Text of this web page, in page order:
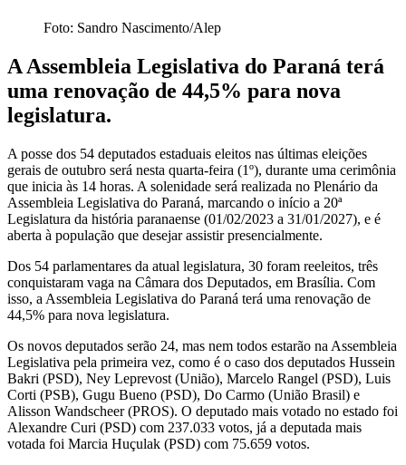
Foto: Sandro Nascimento/Alep
A Assembleia Legislativa do Paraná terá
uma renovação de 44,5% para nova
legislatura.
A posse dos 54 deputados estaduais eleitos nas últimas eleições
gerais de outubro será nesta quarta-feira (1º), durante uma cerimônia
que inicia às 14 horas. A solenidade será realizada no Plenário da
Assembleia Legislativa do Paraná, marcando o início a 20ª
Legislatura da história paranaense (01/02/2023 a 31/01/2027), e é
aberta à população que desejar assistir presencialmente.
Dos 54 parlamentares da atual legislatura, 30 foram reeleitos, três
conquistaram vaga na Câmara dos Deputados, em Brasília. Com
isso, a Assembleia Legislativa do Paraná terá uma renovação de
44,5% para nova legislatura.
Os novos deputados serão 24, mas nem todos estarão na Assembleia
Legislativa pela primeira vez, como é o caso dos deputados Hussein
Bakri (PSD), Ney Leprevost (União), Marcelo Rangel (PSD), Luis
Corti (PSB), Gugu Bueno (PSD), Do Carmo (União Brasil) e
Alisson Wandscheer (PROS). O deputado mais votado no estado foi
Alexandre Curi (PSD) com 237.033 votos, já a deputada mais
votada foi Marcia Huçulak (PSD) com 75.659 votos.